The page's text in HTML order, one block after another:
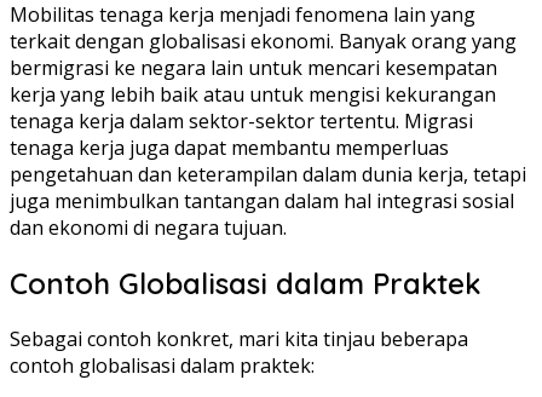
Mobilitas tenaga kerja menjadi fenomena lain yang
terkait dengan globalisasi ekonomi. Banyak orang yang
bermigrasi ke negara lain untuk mencari kesempatan
kerja yang lebih baik atau untuk mengisi kekurangan
tenaga kerja dalam sektor-sektor tertentu. Migrasi
tenaga kerja juga dapat membantu memperluas
pengetahuan dan keterampilan dalam dunia kerja, tetapi
juga menimbulkan tantangan dalam hal integrasi sosial
dan ekonomi di negara tujuan.
Contoh Globalisasi dalam Praktek
Sebagai contoh konkret, mari kita tinjau beberapa
contoh globalisasi dalam praktek: